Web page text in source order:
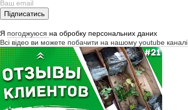
Підписатись
Я погоджуюся на обробку персональних даних
Всі відео ви можете побачити на нашому youtube каналі